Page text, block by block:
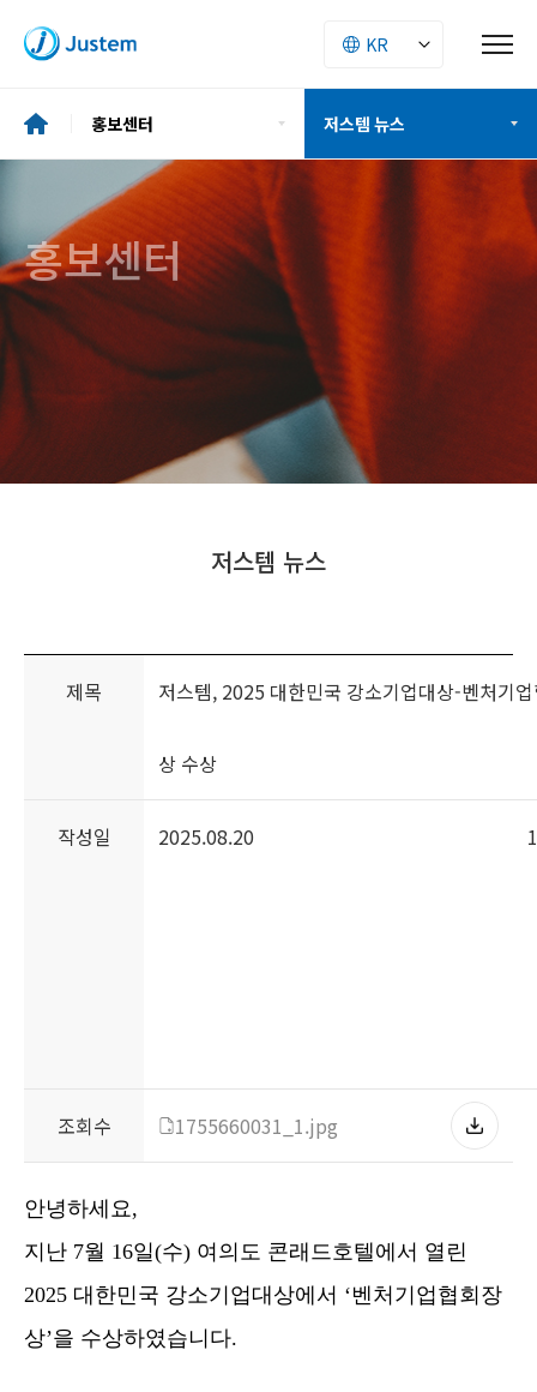
홍보센터
기업소개
투자정보
인재경영
저스템 뉴스
저스템 소식
CI소개
홍보 동영상
홍보센터
저스템 뉴스
제목 저스템, 2025 대한민국 강소기업대상-벤처기
상 수상
작성일 2025.08.20
조회수 1755660031_1.jpg
안녕하세요,
지난 7월 16일(수) 여의도 콘래드호텔에서 열린
2025 대한민국 강소기업대상에서 ‘벤처기업협회장
상’을 수상하였습니다.